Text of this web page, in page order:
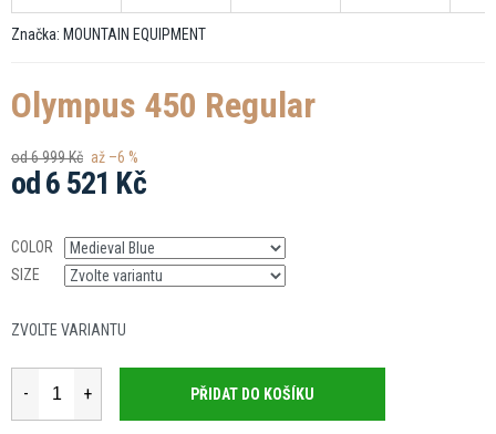
Značka: MOUNTAIN EQUIPMENT
Olympus 450 Regular
od 6 999 Kč až –6 %
od 6 521 Kč
cena:
COLOR
SIZE
ZVOLTE VARIANTU
PŘIDAT DO KOŠÍKU